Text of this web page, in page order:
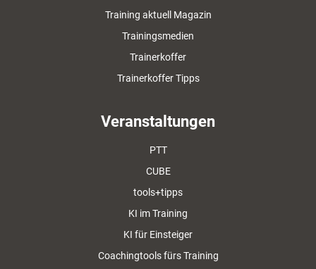
Training aktuell Magazin
Trainingsmedien
Trainerkoffer
Trainerkoffer Tipps
Veranstaltungen
PTT
CUBE
tools+tipps
KI im Training
KI für Einsteiger
Coachingtools fürs Training